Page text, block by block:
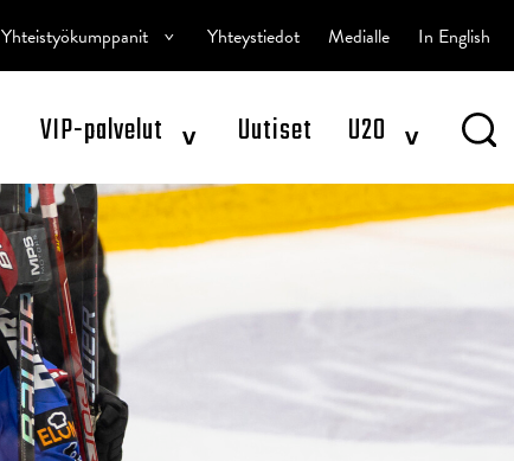
VIP-palvelut ^ Uutiset U20 ^
Yhteistyökumppanit ^ Yhteystiedot Medialle In English